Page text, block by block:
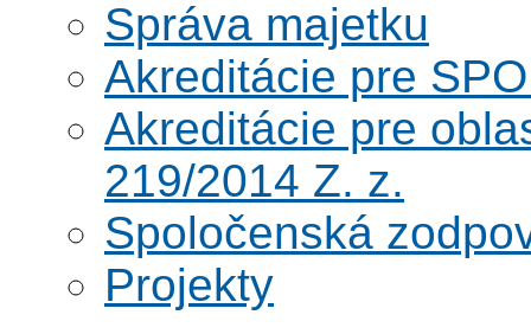
Správa majetku
Akreditácie pre
Akreditácie pre
219/2014 Z. z.
Spoločenská
Projekty